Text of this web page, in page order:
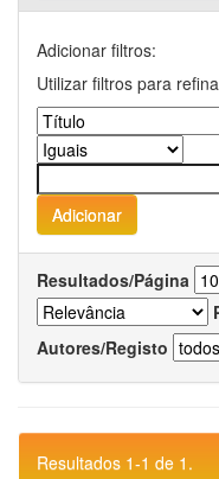
Adicionar filtros:
Utilizar filtros para
Resultados/Página
Autores/Registo
Resultados 1-1 de 1.